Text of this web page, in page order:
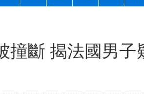
撞斷 揭法國男子